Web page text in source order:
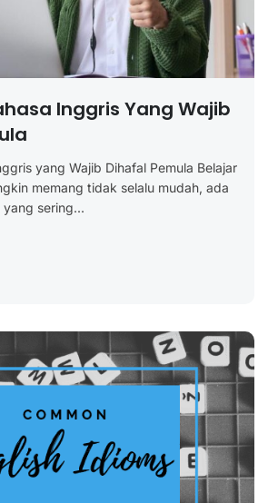
Inggris Yang Wajib
yang Wajib Dihafal Pemula Belajar
memang tidak selalu mudah, ada
sering...